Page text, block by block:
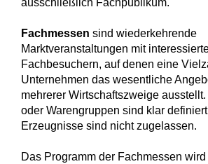
ausschließlich Fachpublikum.
Fachmessen sind wiederkehrende
Marktveranstaltungen mit
Fachbesuchern, auf denen eine
Unternehmen das wesentliche
mehrerer Wirtschaftszweige
oder Warengruppen sind klar
Erzeugnisse sind nicht zugelassen.
Das Programm der Fachmessen wird